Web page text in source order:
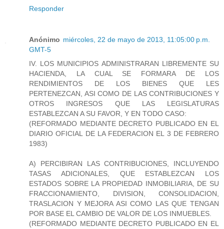
Responder
Anónimo miércoles, 22 de mayo de 2013, 11:05:00 p.m.
GMT-5
IV. LOS MUNICIPIOS ADMINISTRARAN LIBREMENTE SU
HACIENDA, LA CUAL SE FORMARA DE LOS
RENDIMIENTOS DE LOS BIENES QUE LES
PERTENEZCAN, ASI COMO DE LAS CONTRIBUCIONES Y
OTROS INGRESOS QUE LAS LEGISLATURAS
ESTABLEZCAN A SU FAVOR, Y EN TODO CASO:
(REFORMADO MEDIANTE DECRETO PUBLICADO EN EL
DIARIO OFICIAL DE LA FEDERACION EL 3 DE FEBRERO
1983)
A) PERCIBIRAN LAS CONTRIBUCIONES, INCLUYENDO
TASAS ADICIONALES, QUE ESTABLEZCAN LOS
ESTADOS SOBRE LA PROPIEDAD INMOBILIARIA, DE SU
FRACCIONAMIENTO, DIVISION, CONSOLIDACION,
TRASLACION Y MEJORA ASI COMO LAS QUE TENGAN
POR BASE EL CAMBIO DE VALOR DE LOS INMUEBLES.
(REFORMADO MEDIANTE DECRETO PUBLICADO EN EL